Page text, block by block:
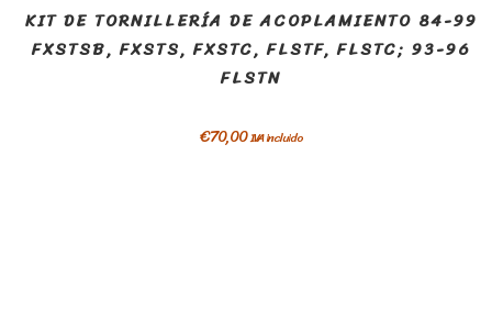
KIT DE TORNILLERÍA DE ACOPLAMIENTO 84-99
FXSTSB, FXSTS, FXSTC, FLSTF, FLSTC; 93-96
FLSTN
€70,00IVA incluido